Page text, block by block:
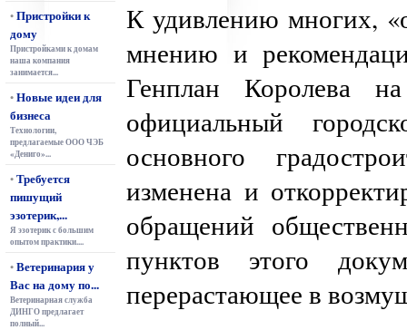
•Пристройки к
дому
Пристройками к домам
наша компания
занимается...
•Новые идеи для
бизнеса
Технологии,
предлагаемые ООО ЧЭБ
«Дениго»...
•Требуется
пишущий
эзотерик,...
Я эзотерик с большим
опытом практики....
•Ветеринария у
Вас на дому по...
Ветеринарная служба
ДИНГО предлагает
полный...
К удивлению многих,
мнению и
Генплан Королева
официальный
основного
изменена и
обращений
пунктов этого
перерастающее в